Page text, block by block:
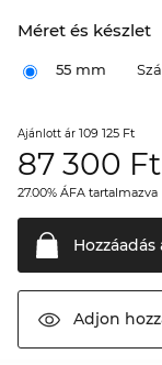
Méret és készlet
55 mm
Ajánlott ár 109 125 Ft
87 300 Ft
27.00% ÁFA tartalmazva
Hozzáadás
Adjon